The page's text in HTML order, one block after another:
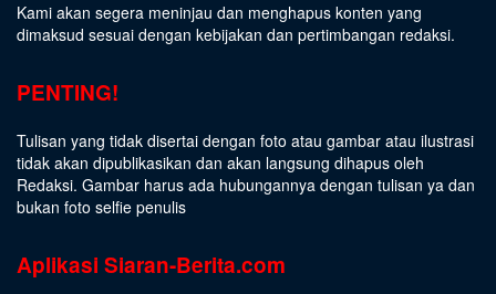
Kami akan segera meninjau dan menghapus konten yang
dimaksud sesuai dengan kebijakan dan pertimbangan redaksi.
PENTING!
Tulisan yang tidak disertai dengan foto atau gambar atau ilustrasi
tidak akan dipublikasikan dan akan langsung dihapus oleh
Redaksi. Gambar harus ada hubungannya dengan tulisan ya dan
bukan foto selfie penulis
Aplikasi Siaran-Berita.com